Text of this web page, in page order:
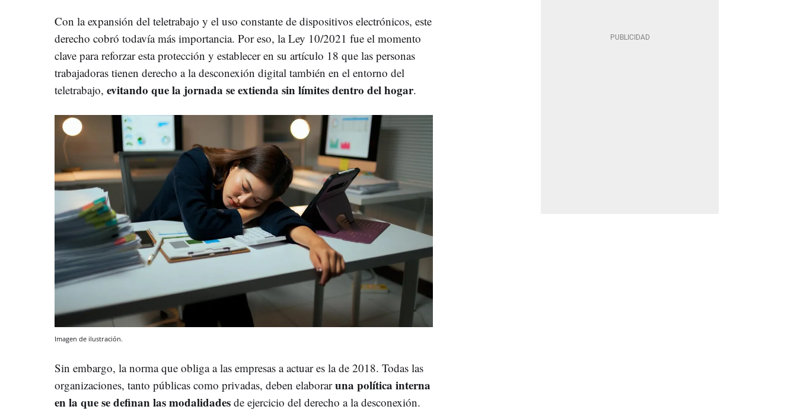
Con la expansión del teletrabajo y el uso constante de dispositivos electrónicos, este
derecho cobró todavía más importancia. Por eso, la Ley 10/2021 fue el momento
clave para reforzar esta protección y establecer en su artículo 18 que las personas
trabajadoras tienen derecho a la desconexión digital también en el entorno del
teletrabajo, evitando que la jornada se extienda sin límites dentro del hogar.
Imagen de ilustración.
Sin embargo, la norma que obliga a las empresas a actuar es la de 2018. Todas las
organizaciones, tanto públicas como privadas, deben elaboraruna política interna
en la que se definan las modalidades de ejercicio del derecho a la desconexión.